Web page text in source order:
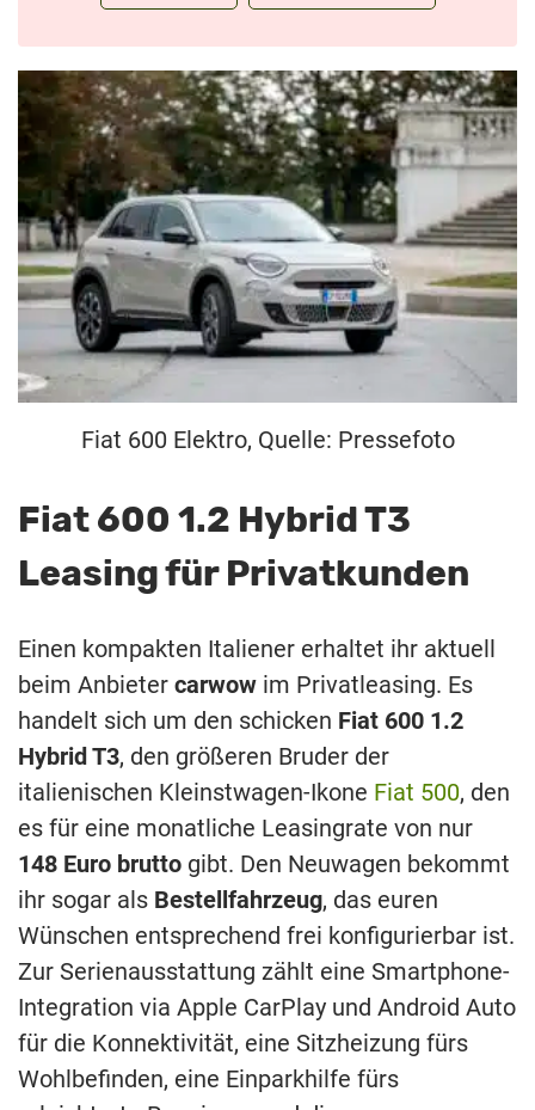
Fiat 600 Elektro, Quelle: Pressefoto
Fiat 600 1.2 Hybrid T3
Leasing für Privatkunden
Einen kompakten Italiener erhaltet ihr aktuell
beim Anbieter carwow im Privatleasing. Es
handelt sich um den schicken Fiat 600 1.2
Hybrid T3, den größeren Bruder der
italienischen Kleinstwagen-Ikone Fiat 500, den
es für eine monatliche Leasingrate von nur
148 Euro brutto gibt. Den Neuwagen bekommt
ihr sogar als Bestellfahrzeug, das euren
Wünschen entsprechend frei konfigurierbar ist.
Zur Serienausstattung zählt eine Smartphone-
Integration via Apple CarPlay und Android Auto
für die Konnektivität, eine Sitzheizung fürs
Wohlbefinden, eine Einparkhilfe fürs